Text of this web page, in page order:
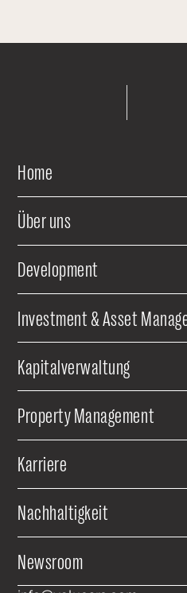
Home
Über uns
Development
Investment & Asset
Kapitalverwaltung
Property Management
Karriere
Nachhaltigkeit
Newsroom